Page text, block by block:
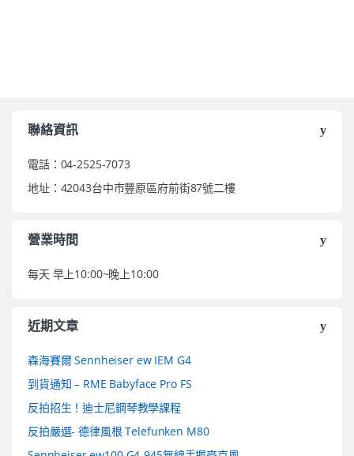
聯絡資訊
電話：04-2525-7073
地址：42043台中市豐原區府前街87號二樓
營業時間
每天 早上10:00~晚上10:00
近期文章
森海賽爾 Sennheiser ew IEM G4
到貨通知 – RME Babyface Pro FS
反拍招生！迪士尼鋼琴教學課程
反拍嚴選- 德律風根 Telefunken M80